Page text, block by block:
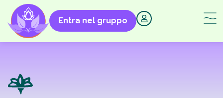
Entra nel gruppo